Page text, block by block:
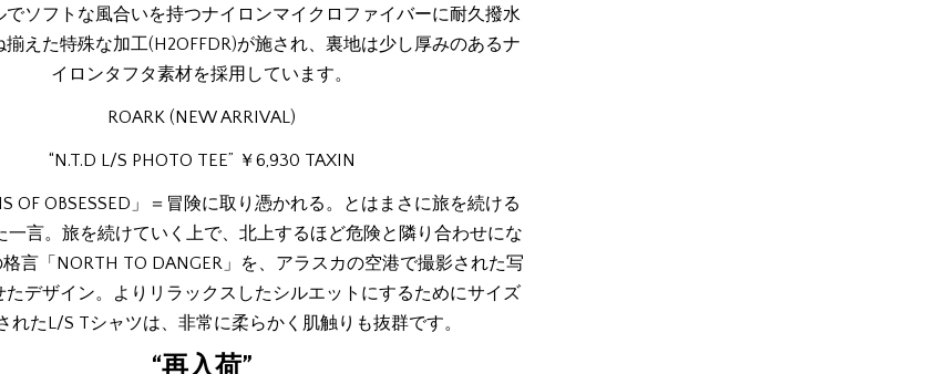
でソフトな風合いを持つナイロンマイクロファイバーに耐久撥水
揃えた特殊な加工(H2OFFDR)が施され、裏地は少し厚みのあるナ
イロンタフタ素材を採用しています。
ROARK (NEW ARRIVAL)
“N.T.D L/S PHOTO TEE” ￥6,930 TAXIN
OF OBSESSED」＝冒険に取り憑かれる。とはまさに旅を続ける
一言。旅を続けていく上で、北上するほど危険と隣り合わせにな
言「NORTH TO DANGER」を、アラスカの空港で撮影された写
たデザイン。よりリラックスしたシルエットにするためにサイズ
れたL/S Tシャツは、非常に柔らかく肌触りも抜群です。
“再入荷”